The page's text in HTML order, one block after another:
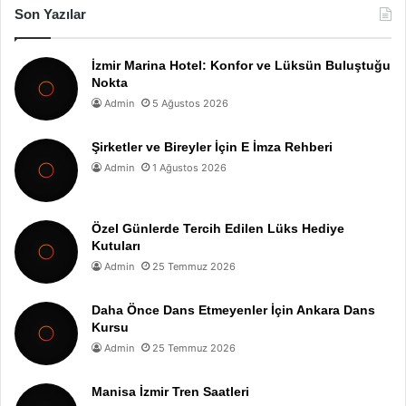
Son Yazılar
İzmir Marina Hotel: Konfor ve Lüksün Buluştuğu
Nokta
Admin 5 Ağustos 2026
Şirketler ve Bireyler İçin E İmza Rehberi
Admin 1 Ağustos 2026
Özel Günlerde Tercih Edilen Lüks Hediye
Kutuları
Admin 25 Temmuz 2026
Daha Önce Dans Etmeyenler İçin Ankara Dans
Kursu
Admin 25 Temmuz 2026
Manisa İzmir Tren Saatleri